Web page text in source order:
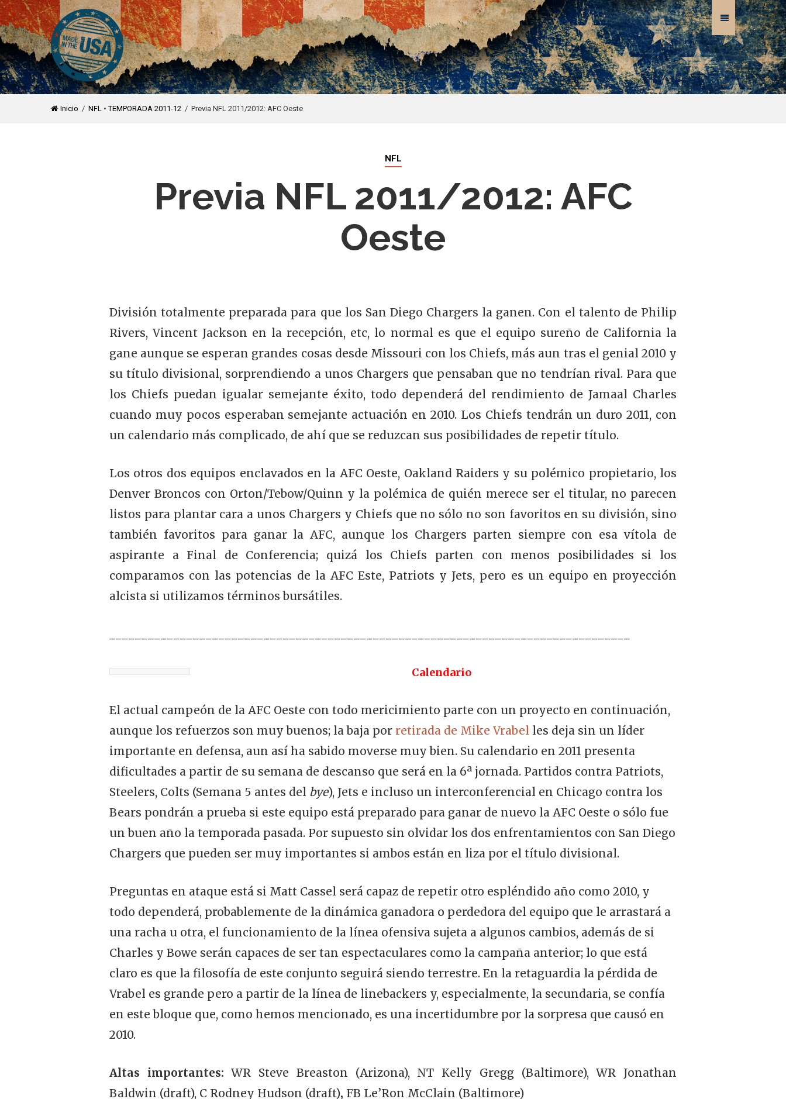
Inicio / NFL •TEMPORADA 2011-12 / Previa NFL 2011/2012: AFC Oeste
NFL
Previa NFL 2011/2012: AFC
Oeste
División totalmente preparada para que los San Diego Chargers la ganen. Con el talento de Philip
Rivers, Vincent Jackson en la recepción, etc, lo normal es que el equipo sureño de California la
gane aunque se esperan grandes cosas desde Missouri con los Chiefs, más aun tras el genial 2010 y
su título divisional, sorprendiendo a unos Chargers que pensaban que no tendrían rival. Para que
los Chiefs puedan igualar semejante éxito, todo dependerá del rendimiento de Jamaal Charles
cuando muy pocos esperaban semejante actuación en 2010. Los Chiefs tendrán un duro 2011, con
un calendario más complicado, de ahí que se reduzcan sus posibilidades de repetir título.
Los otros dos equipos enclavados en la AFC Oeste, Oakland Raiders y su polémico propietario, los
Denver Broncos con Orton/Tebow/Quinn y la polémica de quién merece ser el titular, no parecen
listos para plantar cara a unos Chargers y Chiefs que no sólo no son favoritos en su división, sino
también favoritos para ganar la AFC, aunque los Chargers parten siempre con esa vítola de
aspirante a Final de Conferencia; quizá los Chiefs parten con menos posibilidades si los
comparamos con las potencias de la AFC Este, Patriots y Jets, pero es un equipo en proyección
alcista si utilizamos términos bursátiles.
Calendario
El actual campeón de la AFC Oeste con todo mericimiento parte con un proyecto en continuación,
aunque los refuerzos son muy buenos; la baja por retirada de Mike Vrabel les deja sin un líder
importante en defensa, aun así ha sabido moverse muy bien. Su calendario en 2011 presenta
dificultades a partir de su semana de descanso que será en la 6ª jornada. Partidos contra Patriots,
Steelers, Colts (Semana 5 antes del bye), Jets e incluso un interconferencial en Chicago contra los
Bears pondrán a prueba si este equipo está preparado para ganar de nuevo la AFC Oeste o sólo fue
un buen año la temporada pasada. Por supuesto sin olvidar los dos enfrentamientos con San Diego
Chargers que pueden ser muy importantes si ambos están en liza por el título divisional.
Preguntas en ataque está si Matt Cassel será capaz de repetir otro espléndido año como 2010, y
todo dependerá, probablemente de la dinámica ganadora o perdedora del equipo que le arrastará a
una racha u otra, el funcionamiento de la línea ofensiva sujeta a algunos cambios, además de si
Charles y Bowe serán capaces de ser tan espectaculares como la campaña anterior; lo que está
claro es que la filosofía de este conjunto seguirá siendo terrestre. En la retaguardia la pérdida de
Vrabel es grande pero a partir de la línea de linebackers y, especialmente, la secundaria, se confía
en este bloque que, como hemos mencionado, es una incertidumbre por la sorpresa que causó en
2010.
Altas importantes:WR Steve Breaston (Arizona), NT Kelly Gregg (Baltimore), WR Jonathan
Baldwin (draft), C Rodney Hudson (draft), FB Le’Ron McClain (Baltimore)